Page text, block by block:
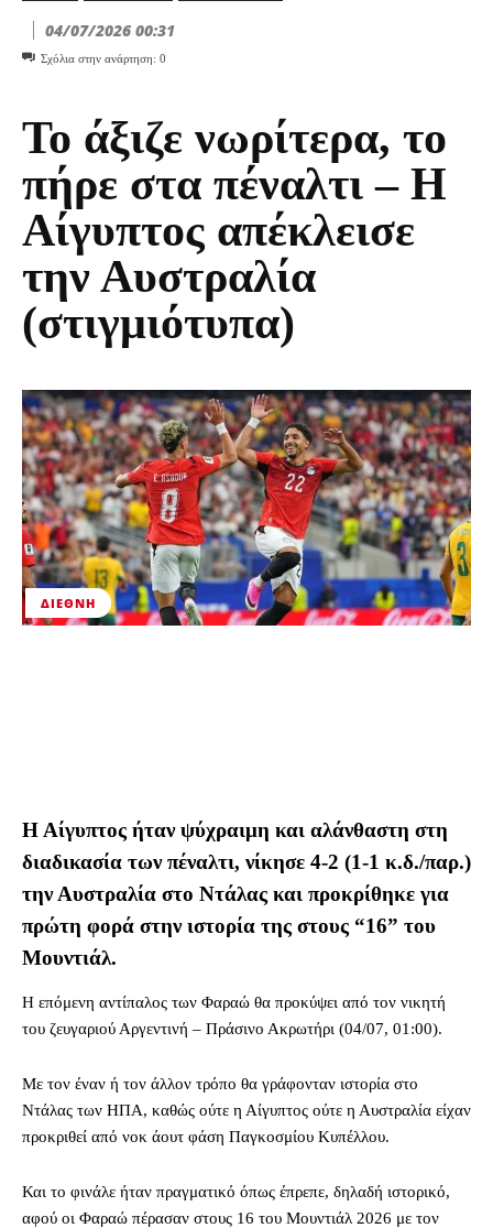
04/07/2026 00:31
Σχόλια στην ανάρτηση: 0
Το άξιζε νωρίτερα, το
πήρε στα πέναλτι – Η
Αίγυπτος απέκλεισε
την Αυστραλία
(στιγμιότυπα)
ΔΙΕΘΝΉ
Η Αίγυπτος ήταν ψύχραιμη και αλάνθαστη στη
διαδικασία των πέναλτι, νίκησε 4-2 (1-1 κ.δ./παρ.)
την Αυστραλία στο Ντάλας και προκρίθηκε για
πρώτη φορά στην ιστορία της στους “16” του
Μουντιάλ.
Η επόμενη αντίπαλος των Φαραώ θα προκύψει από τον νικητή
του ζευγαριού Αργεντινή – Πράσινο Ακρωτήρι (04/07, 01:00).
Με τον έναν ή τον άλλον τρόπο θα γράφονταν ιστορία στο
Ντάλας των ΗΠΑ, καθώς ούτε η Αίγυπτος ούτε η Αυστραλία είχαν
προκριθεί από νοκ άουτ φάση Παγκοσμίου Κυπέλλου.
Και το φινάλε ήταν πραγματικό όπως έπρεπε, δηλαδή ιστορικό,
αφού οι Φαραώ πέρασαν στους 16 του Μουντιάλ 2026 με τον